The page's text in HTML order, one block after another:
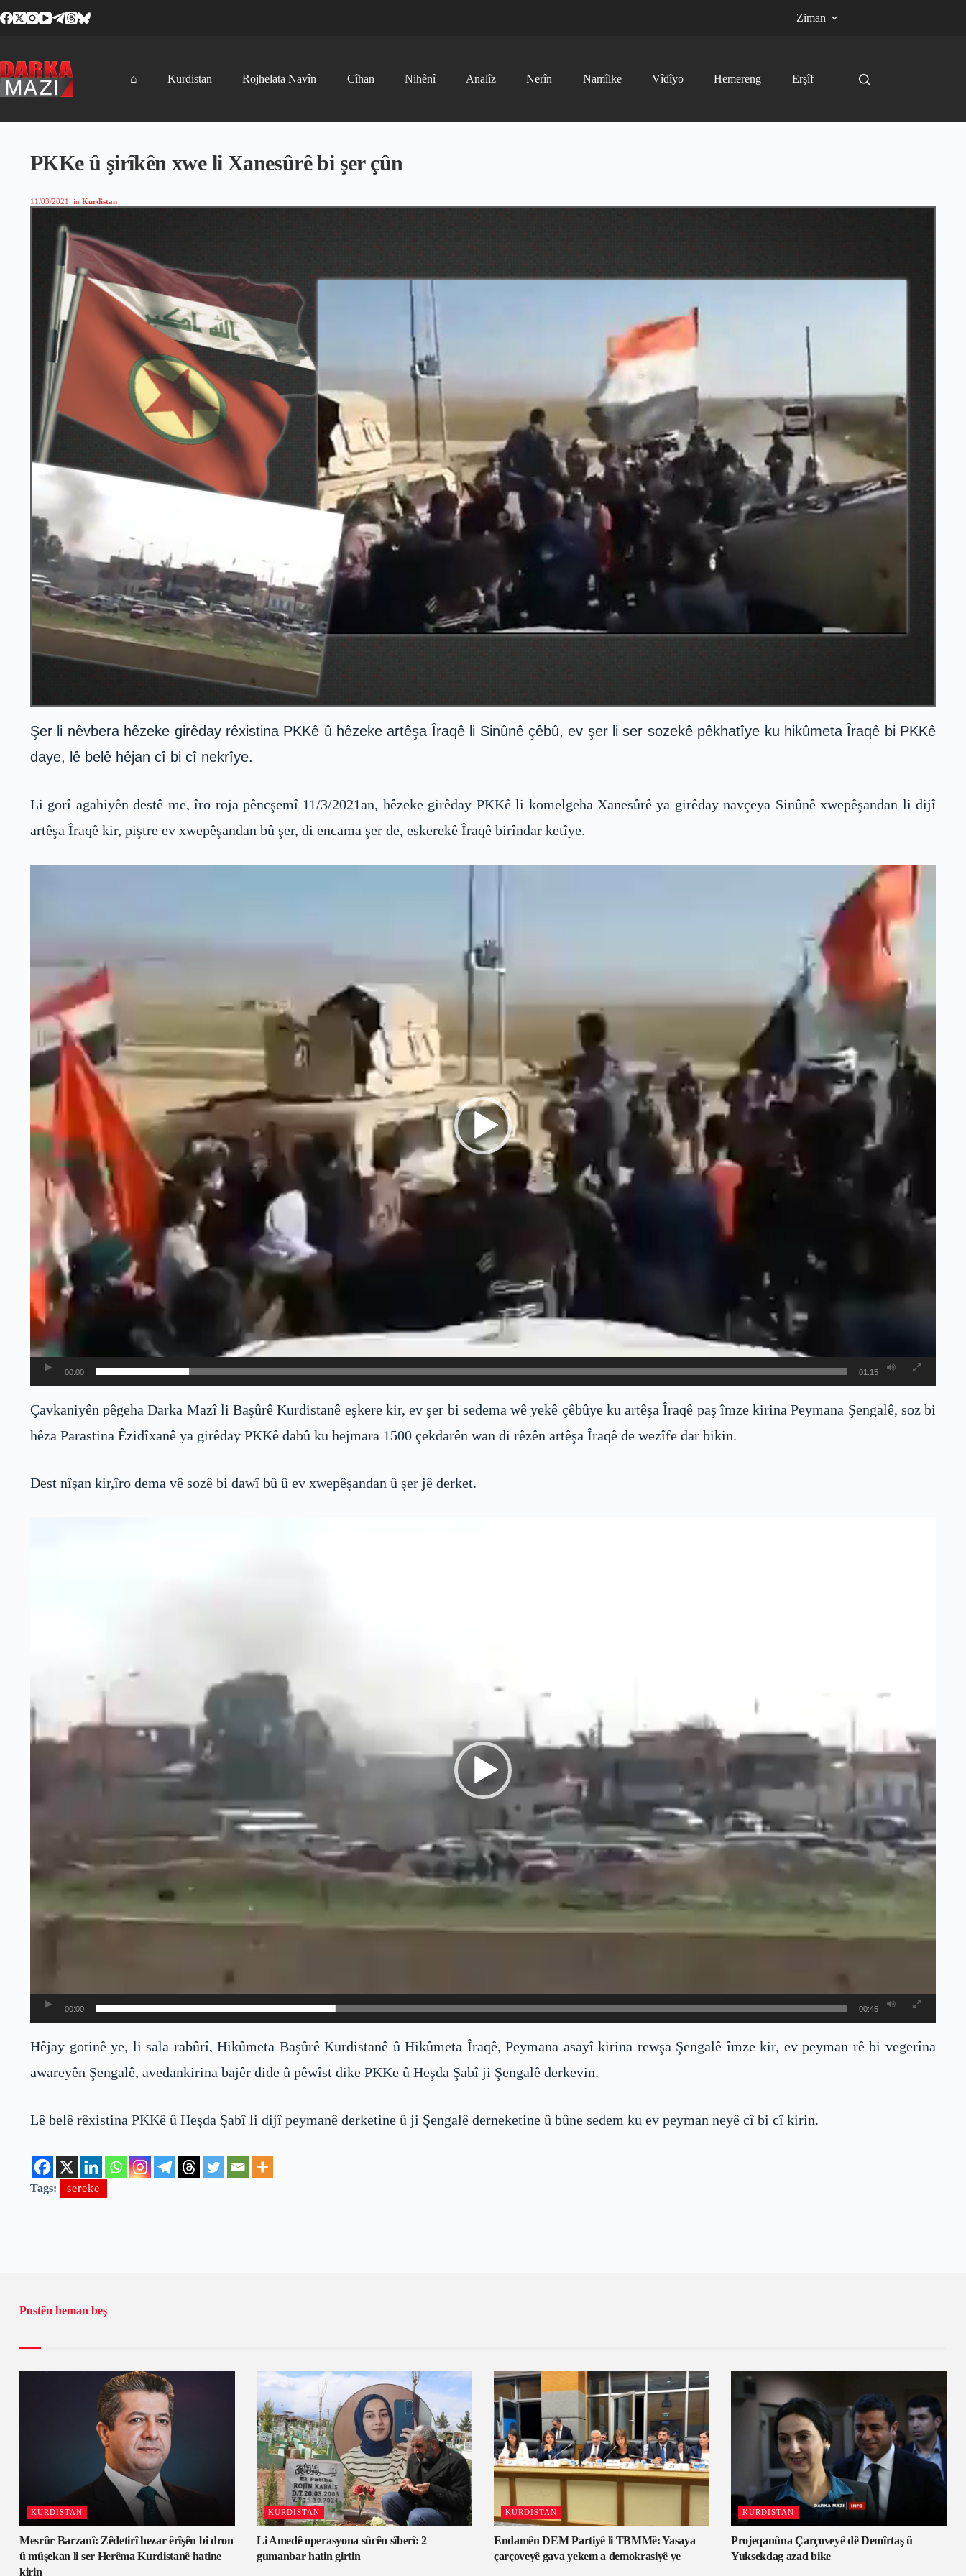
to
Ziman
⌂ Kurdistan Rojhelata Navîn Cîhan Nihênî Analîz Nerîn Namîlke Vîdîyo Hemereng Erşîf
PKKe û şirîkên xwe li Xanesûrê bi şer çûn
11/03/2021 in Kurdistan
Şer li nêvbera hêzeke girêday rêxistina PKKê û hêzeke artêşa Îraqê li Sinûnê çêbû, ev şer li ser sozekê pêkhatîye ku hikûmeta Îraqê bi PKKê
daye, lê belê hêjan cî bi cî nekrîye.
Li gorî agahiyên destê me, îro roja pêncşemî 11/3/2021an, hêzeke girêday PKKê li komelgeha Xanesûrê ya girêday navçeya Sinûnê xwepêşandan li dijî
artêşa Îraqê kir, piştre ev xwepêşandan bû şer, di encama şer de, eskerekê Îraqê birîndar ketîye.
00:00 01:15
Çavkaniyên pêgeha Darka Mazî li Başûrê Kurdistanê eşkere kir, ev şer bi sedema wê yekê çêbûye ku artêşa Îraqê paş îmze kirina Peymana Şengalê, soz bi
hêza Parastina Êzidîxanê ya girêday PKKê dabû ku hejmara 1500 çekdarên wan di rêzên artêşa Îraqê de wezîfe dar bikin.
Dest nîşan kir,îro dema vê sozê bi dawî bû û ev xwepêşandan û şer jê derket.
00:00 00:45
Hêjay gotinê ye, li sala rabûrî, Hikûmeta Başûrê Kurdistanê û Hikûmeta Îraqê, Peymana asayî kirina rewşa Şengalê îmze kir, ev peyman rê bi vegerîna
awareyên Şengalê, avedankirina bajêr dide û pêwîst dike PKKe û Heşda Şabî ji Şengalê derkevin.
Lê belê rêxistina PKKê û Heşda Şabî li dijî peymanê derketine û ji Şengalê derneketine û bûne sedem ku ev peyman neyê cî bi cî kirin.
Tags: sereke
Pustên heman beş
KURDISTAN
Mesrûr Barzanî: Zêdetirî hezar êrîşên bi dron
û mûşekan li ser Herêma Kurdistanê hatine
kirin
KURDISTAN
Li Amedê operasyona sûcên sîberî: 2
gumanbar hatin girtin
KURDISTAN
Endamên DEM Partiyê li TBMMê: Yasaya
çarçoveyê gava yekem a demokrasiyê ye
KURDISTAN
Projeqanûna Çarçoveyê dê Demîrtaş û
Yuksekdag azad bike